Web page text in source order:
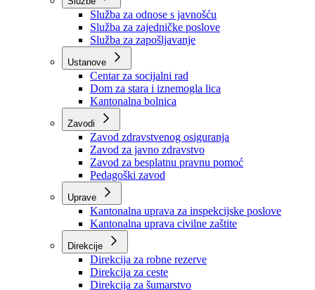
Organizacije
Službe
Služba za odnose s javnošću
Služba za zajedničke poslove
Služba za zapošljavanje
Ustanove
Centar za socijalni rad
Dom za stara i iznemogla lica
Kantonalna bolnica
Zavodi
Zavod zdravstvenog osiguranja
Zavod za javno zdravstvo
Zavod za besplatnu pravnu pomoć
Pedagoški zavod
Kantonalna uprava za inspekcijske poslove
Kantonalna uprava civilne zaštite
Direkcije